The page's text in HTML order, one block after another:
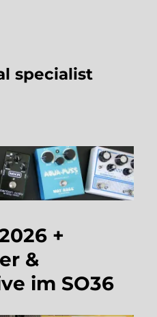
specialist
+
&
im SO36